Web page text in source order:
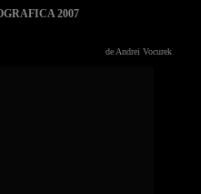
2007
de Andrei Vocurek